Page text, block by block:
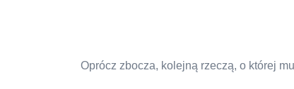
Oprócz zbocza, kolejną rzeczą, o której